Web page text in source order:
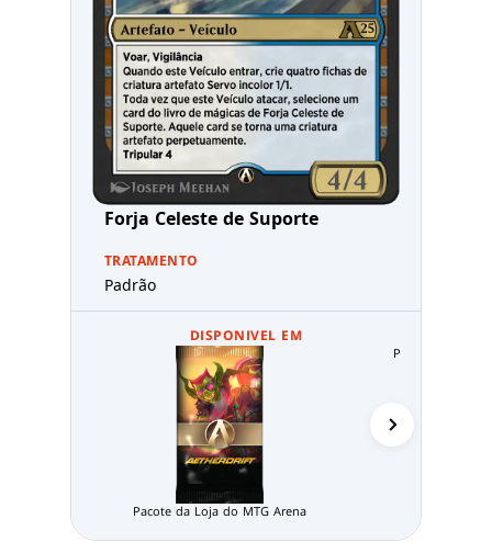
Forja Celeste de Suporte
TRATAMENTO
Padrão
DISPONIVEL EM
Pacote da Loja do MTG Arena
Pacote Limitado